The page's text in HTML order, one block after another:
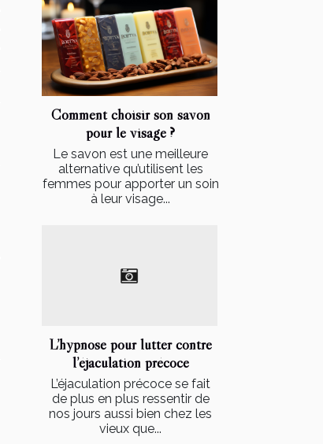
Comment choisir son savon
pour le visage ?
Le savon est une meilleure
alternative qu’utilisent les
femmes pour apporter un soin
à leur visage...
L’hypnose pour lutter contre
l’éjaculation précoce
L’éjaculation précoce se fait
de plus en plus ressentir de
nos jours aussi bien chez les
vieux que...